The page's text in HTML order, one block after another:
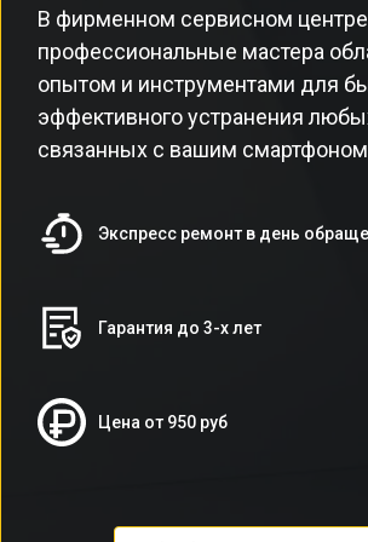
В фирменном сервисном
профессиональные мастера
опытом и инструментами для
эффективного устранения
связанных с вашим
Экспресс ремонт в день
Гарантия до 3-х лет
Цена от 950 руб